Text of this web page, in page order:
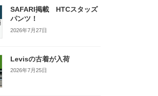
SAFARI掲載 HTCスタッズ
パンツ！
2026年7月27日
Levisの古着が入荷
2026年7月25日